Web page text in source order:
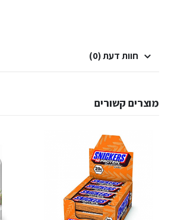
חוות דעת (0)
מוצרים קשורים